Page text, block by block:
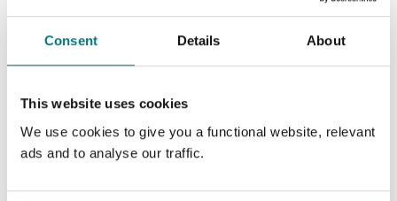
Consent Details About
This website uses cookies
We use cookies to give you a functional website, relevant
ads and to analyse our traffic.
199,–
Natti natt, Babblarna